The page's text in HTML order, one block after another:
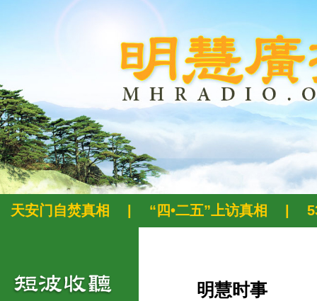
天安门自焚真相 “四•二五”上访真相
明慧时事